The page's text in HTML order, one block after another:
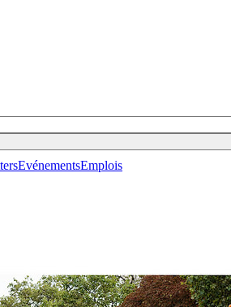
EvénementsEmplois